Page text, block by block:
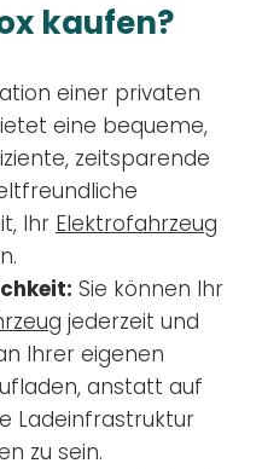
kaufen?
einer privaten
eine bequeme,
zeitsparende
Ihr Elektrofahrzeug
Sie können Ihr
jederzeit und
Ihrer eigenen
anstatt auf
Ladeinfrastruktur
zu sein.